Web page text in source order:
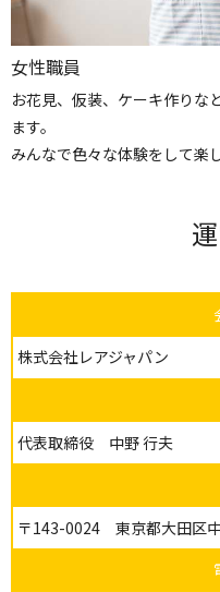
女性職員
お花見、仮装、ケーキ作りな
ます。
みんなで色々な体験をして楽
株式会社レアジャパン
代表取締役 中野 行夫
〒143-0024 東京都大田区